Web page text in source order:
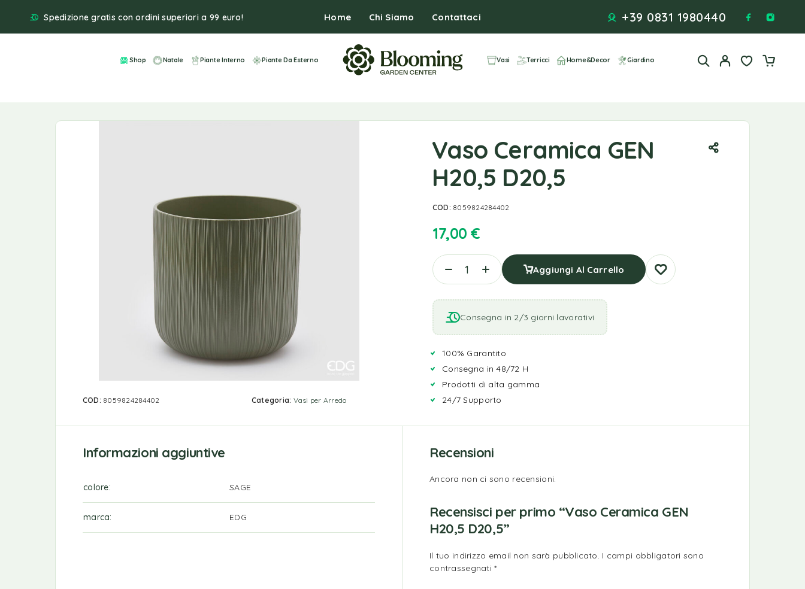
Spedizione gratis con ordini superiori a 99 euro! Home Chi Siamo Contattaci +39 0831 1980440
Shop Natale Piante Interno Piante Da Esterno Vasi Terricci Home&Decor Giardino
COD: 8059824284402 Categoria: Vasi per Arredo
Vaso Ceramica GEN
H20,5 D20,5
COD: 8059824284402
17,00 €
Aggiungi Al Carrello
Consegna in 2/3 giorni lavorativi
100% Garantito
Consegna in 48/72 H
Prodotti di alta gamma
24/7 Supporto
Informazioni aggiuntive
colore SAGE
marca EDG
Recensioni
Ancora non ci sono recensioni.
Recensisci per primo “Vaso Ceramica GEN
H20,5 D20,5”
Il tuo indirizzo email non sarà pubblicato. I campi obbligatori sono
contrassegnati*